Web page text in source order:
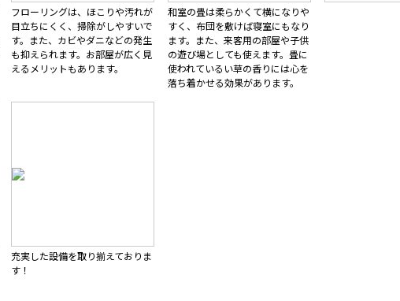
フローリングは、ほこりや汚れが
目立ちにくく、掃除がしやすいで
す。また、カビやダニなどの発生
も抑えられます。お部屋が広く見
えるメリットもあります。
和室の畳は柔らかくて横になりや
すく、布団を敷けば寝室にもなり
ます。また、来客用の部屋や子供
の遊び場としても使えます。畳に
使われているい草の香りには心を
落ち着かせる効果があります。
充実した設備を取り揃えておりま
す！